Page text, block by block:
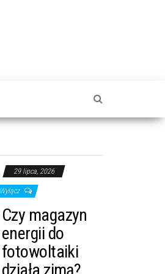
29 lipca, 2026
Wyłącz
Czy magazyn
energii do
fotowoltaiki